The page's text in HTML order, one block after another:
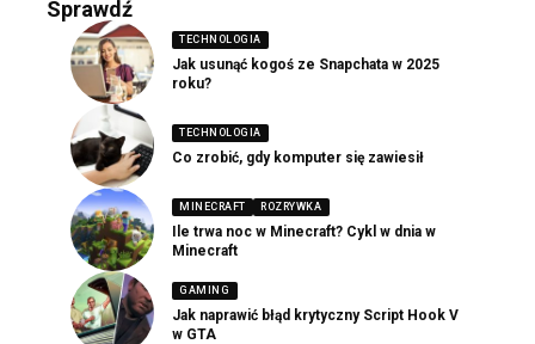
Sprawdź
TECHNOLOGIA
Jak usunąć kogoś ze Snapchata w 2025
roku?
TECHNOLOGIA
Co zrobić, gdy komputer się zawiesił
MINECRAFT ROZRYWKA
Ile trwa noc w Minecraft? Cykl w dnia w
Minecraft
GAMING
Jak naprawić błąd krytyczny Script Hook V
w GTA